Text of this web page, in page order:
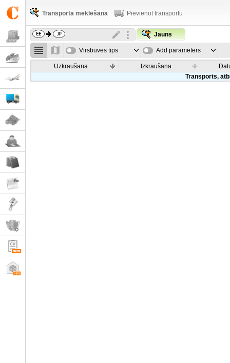
Transporta meklēšana Pievienot transportu
Jauns
Virsbūves tips Add parameters
Uzkraušana Izkraušana
Transports,